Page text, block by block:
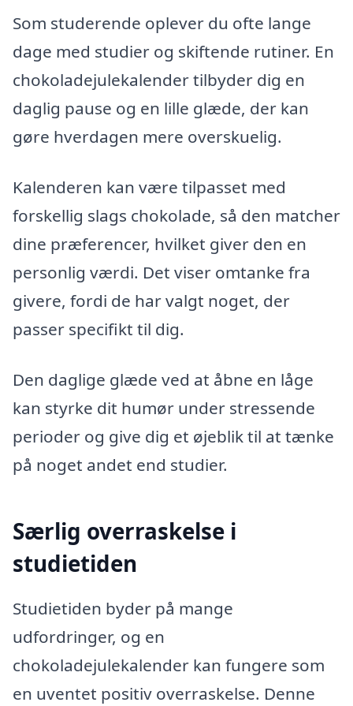
Som studerende oplever du ofte lange
dage med studier og skiftende rutiner. En
chokoladejulekalender tilbyder dig en
daglig pause og en lille glæde, der kan
gøre hverdagen mere overskuelig.
Kalenderen kan være tilpasset med
forskellig slags chokolade, så den matcher
dine præferencer, hvilket giver den en
personlig værdi. Det viser omtanke fra
givere, fordi de har valgt noget, der
passer specifikt til dig.
Den daglige glæde ved at åbne en låge
kan styrke dit humør under stressende
perioder og give dig et øjeblik til at tænke
på noget andet end studier.
Særlig overraskelse i
studietiden
Studietiden byder på mange
udfordringer, og en
chokoladejulekalender kan fungere som
en uventet positiv overraskelse. Denne